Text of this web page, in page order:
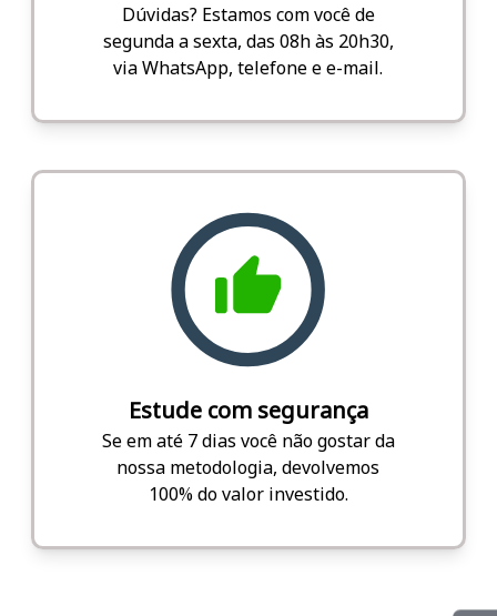
Dúvidas? Estamos com você de
segunda a sexta, das 08h às 20h30,
via WhatsApp, telefone e e-mail.
Estude com segurança
Se em até 7 dias você não gostar da
nossa metodologia, devolvemos
100% do valor investido.